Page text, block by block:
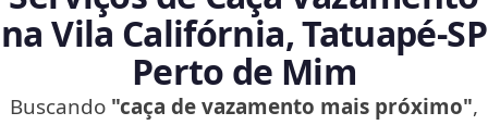
na Vila Califórnia, Tatuapé‑SP
Perto de Mim
Buscando "caça de vazamento mais próximo",